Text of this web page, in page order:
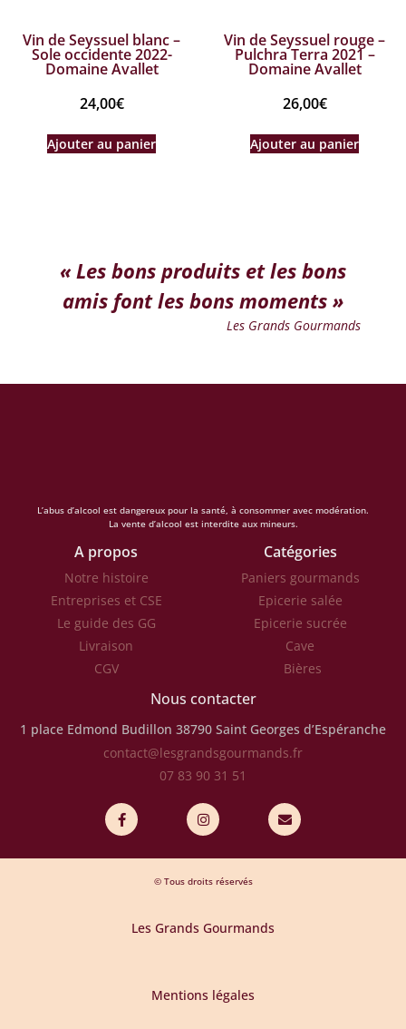
Vin de Seyssuel blanc –
Sole occidente 2022-
Domaine Avallet
24,00€
Ajouter au panier
Vin de Seyssuel rouge –
Pulchra Terra 2021 –
Domaine Avallet
26,00€
Ajouter au panier
« Les bons produits et les bons
amis font les bons moments »
Les Grands Gourmands
L’abus d’alcool est dangereux pour la santé, à consommer avec modération.
La vente d’alcool est interdite aux mineurs.
A propos
Notre histoire
Entreprises et CSE
Le guide des GG
Livraison
CGV
Catégories
Paniers gourmands
Epicerie salée
Epicerie sucrée
Cave
Bières
Nous contacter
1 place Edmond Budillon 38790 Saint Georges d’Espéranche
contact@lesgrandsgourmands.fr
07 83 90 31 51
© Tous droits réservés
Les Grands Gourmands
Mentions légales